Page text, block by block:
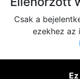
Csak a
ezekhez az